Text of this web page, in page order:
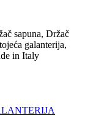
sapuna, Držač
galanterija,
in Italy